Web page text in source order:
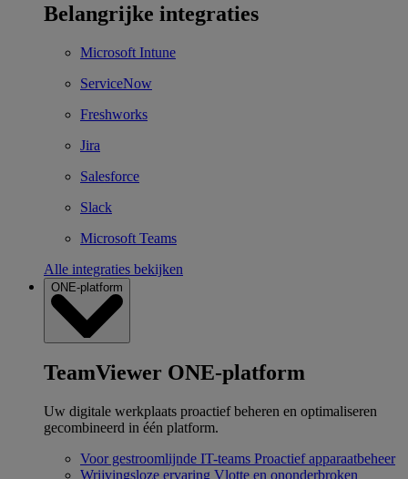
Belangrijke integraties
Microsoft Intune
ServiceNow
Freshworks
Jira
Salesforce
Slack
Microsoft Teams
Alle integraties bekijken
ONE-platform
TeamViewer ONE-platform
Uw digitale werkplaats proactief beheren en optimaliseren
gecombineerd in één platform.
Voor gestroomlijnde IT-teams Proactief apparaatbeheer
Wrijvingsloze ervaring Vlotte en ononderbroken